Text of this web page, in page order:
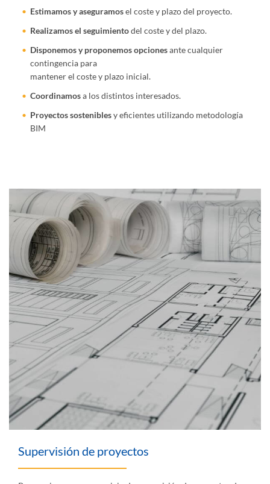
Estimamos y aseguramosel coste y plazo del proyecto.
Realizamos el seguimientodel coste y del plazo.
Disponemos y proponemos opcionesante cualquier
contingencia para
mantener el coste y plazo inicial.
Coordinamosa los distintos interesados.
Proyectos sosteniblesy eficientes utilizando metodología
BIM
Supervisión de proyectos